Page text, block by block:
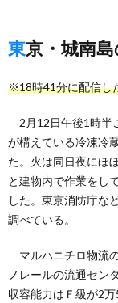
東京・城南
※18時41分に配信し
2月12日午後1時半
が構えている冷凍冷
た。火は同日夜にほ
と建物内で作業をし
した。東京消防庁な
調べている。
マルハニチロ物流
ノレールの流通セン
収容能力はＦ級が2